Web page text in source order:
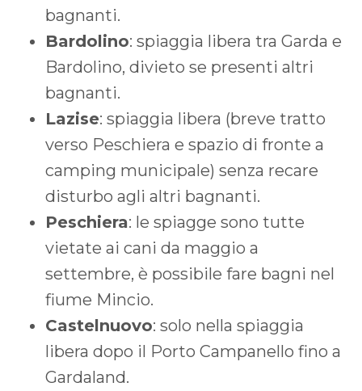
bagnanti.
Bardolino: spiaggia libera tra Garda e
Bardolino, divieto se presenti altri
bagnanti.
Lazise: spiaggia libera (breve tratto
verso Peschiera e spazio di fronte a
camping municipale) senza recare
disturbo agli altri bagnanti.
Peschiera: le spiagge sono tutte
vietate ai cani da maggio a
settembre, è possibile fare bagni nel
fiume Mincio.
Castelnuovo: solo nella spiaggia
libera dopo il Porto Campanello fino a
Gardaland.